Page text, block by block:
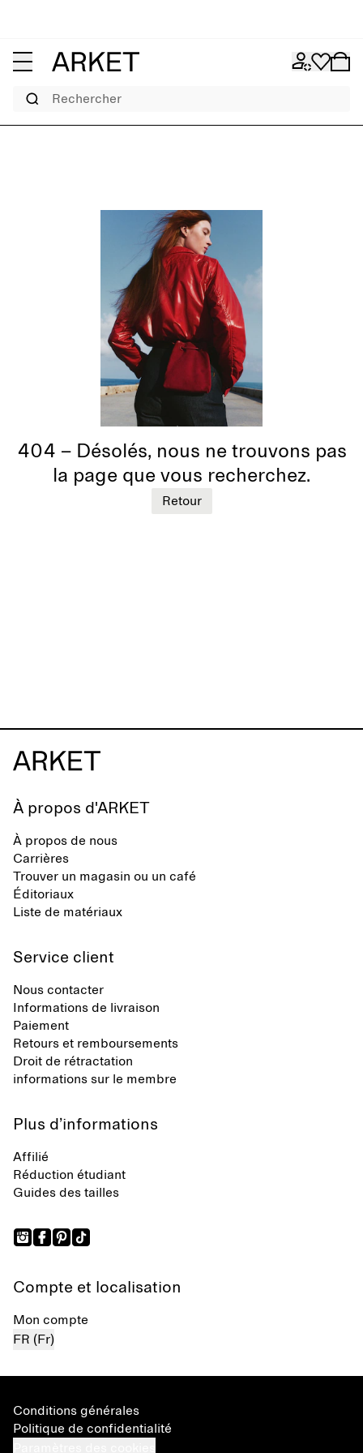
Rechercher
404 – Désolés, nous ne trouvons pas
la page que vous recherchez.
Retour
À propos d'ARKET
À propos de nous
Carrières
Trouver un magasin ou un café
Éditoriaux
Liste de matériaux
Service client
Nous contacter
Informations de livraison
Paiement
Retours et remboursements
Droit de rétractation
informations sur le membre
Plus d’informations
Affilié
Réduction étudiant
Guides des tailles
Compte et localisation
Mon compte
FR (Fr)
Conditions générales
Politique de confidentialité